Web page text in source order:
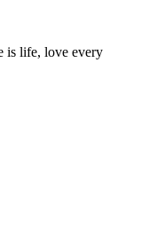
is life, love every